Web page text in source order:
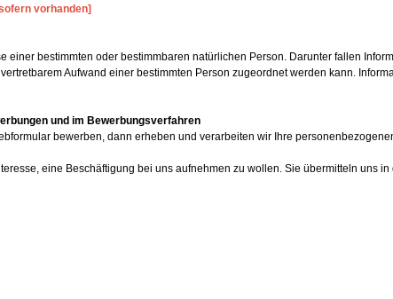
vorhanden]
bestimmten oder bestimmbaren natürlichen Person. Darunter fallen
Aufwand einer bestimmten Person zugeordnet werden kann.
und im Bewerbungsverfahren
bewerben, dann erheben und verarbeiten wir Ihre
eine Beschäftigung bei uns aufnehmen zu wollen. Sie übermitteln uns